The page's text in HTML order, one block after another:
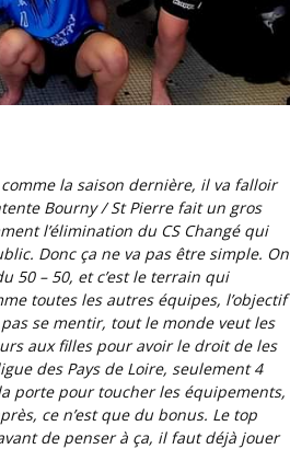
Bourny / St Pierre fait un gros
l’élimination du CS Changé qui
Donc ça ne va pas être simple. On
50 – 50, et c’est le terrain qui
toutes les autres équipes, l’objectif
se mentir, tout le monde veut les
aux filles pour avoir le droit de les
des Pays de Loire, seulement 4
porte pour toucher les équipements,
ce n’est que du bonus. Le top
de penser à ça, il faut déjà jouer